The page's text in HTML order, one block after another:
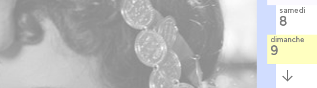
samedi
8
dimanche
9
Semaine
suivante